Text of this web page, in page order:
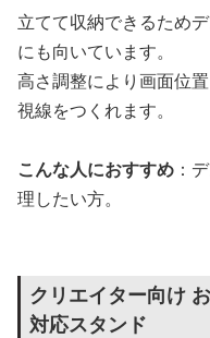
立てて収納できるため
にも向いています。
高さ調整により画面位
視線をつくれます。
こんな人におすすめ ：
理したい方。
クリエイター向け
対応スタンド